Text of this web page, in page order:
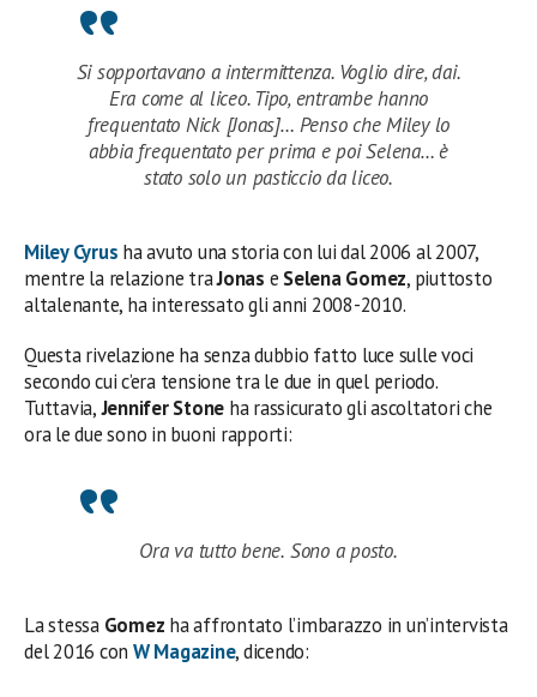
Si sopportavano a intermittenza. Voglio dire, dai.
Era come al liceo. Tipo, entrambe hanno
frequentato Nick [Jonas]… Penso che Miley lo
abbia frequentato per prima e poi Selena… è
stato solo un pasticcio da liceo.
Miley Cyrus ha avuto una storia con lui dal 2006 al 2007,
mentre la relazione traJonas e Selena Gomez, piuttosto
altalenante, ha interessato gli anni 2008-2010.
Questa rivelazione ha senza dubbio fatto luce sulle voci
secondo cui c’era tensione tra le due in quel periodo.
Tuttavia,Jennifer Stone ha rassicurato gli ascoltatori che
ora le due sono in buoni rapporti:
Ora va tutto bene. Sono a posto.
La stessa Gomez ha affrontato l’imbarazzo in un’intervista
del 2016 con W Magazine, dicendo: